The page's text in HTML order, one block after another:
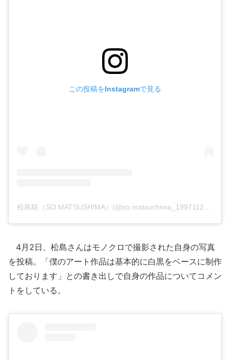
この投稿をInstagramで見る
松島聡（SO MATSUSHIMA）(@so.matsushima_19971127)がシェアした投稿
4月2日、松島さんはモノクロで撮影された自身の写真
を投稿。「僕のアート作品は基本的に白黒をベースに制作
しております」との書き出しで自身の作品についてコメン
トをしている。